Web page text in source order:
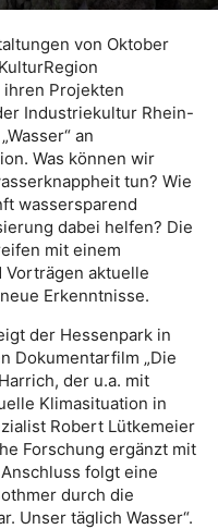
von Oktober
Projekten
Industriekultur Rhein-
an
Was können wir
tun? Wie
wassersparend
dabei helfen? Die
mit einem
Vorträgen aktuelle
Erkenntnisse.
der Hessenpark in
Dokumentarfilm „Die
der u.a. mit
Klimasituation in
Robert Lütkemeier
Forschung ergänzt mit
folgt eine
durch die
Unser täglich Wasser“.